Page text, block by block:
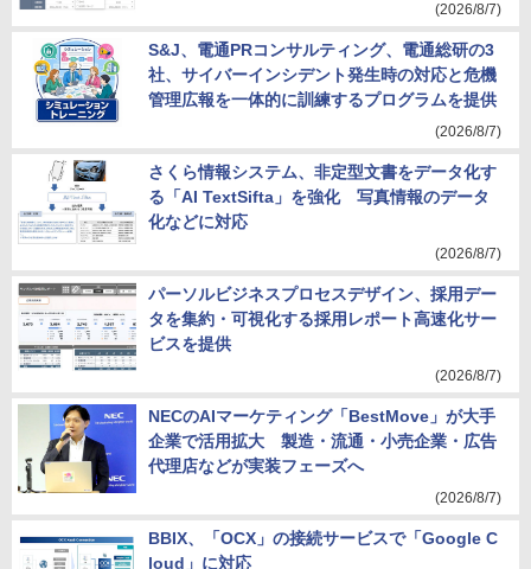
(2026/8/7)
S&J、電通PRコンサルティング、電通総研の3
社、サイバーインシデント発生時の対応と危機
管理広報を一体的に訓練するプログラムを提供
(2026/8/7)
さくら情報システム、非定型文書をデータ化す
る「AI TextSifta」を強化 写真情報のデータ
化などに対応
(2026/8/7)
パーソルビジネスプロセスデザイン、採用デー
タを集約・可視化する採用レポート高速化サー
ビスを提供
(2026/8/7)
NECのAIマーケティング「BestMove」が大手
企業で活用拡大 製造・流通・小売企業・広告
代理店などが実装フェーズへ
(2026/8/7)
BBIX、「OCX」の接続サービスで「Google C
loud」に対応